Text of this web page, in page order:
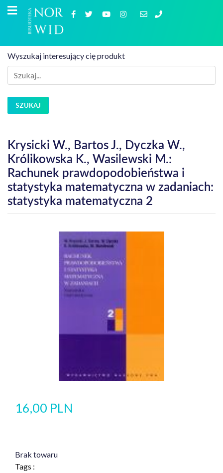
Wyszukaj interesujący cię produkt
SZUKAJ
Krysicki W., Bartos J., Dyczka W.,
Królikowska K., Wasilewski M.:
Rachunek prawdopodobieństwa i
statystyka matematyczna w zadaniach:
statystyka matematyczna 2
16,00 PLN
Brak towaru
Tags :